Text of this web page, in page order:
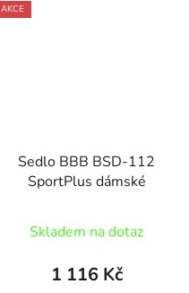
AKCE
Sedlo BBB BSD-112
SportPlus dámské
Skladem na dotaz
1 116 Kč